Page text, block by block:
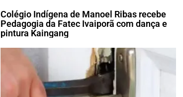
Colégio Indígena de Manoel Ribas recebe
Pedagogia da Fatec Ivaiporã com dança e
pintura Kaingang